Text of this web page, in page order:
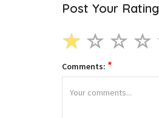
Post Your Rating
Comments: *